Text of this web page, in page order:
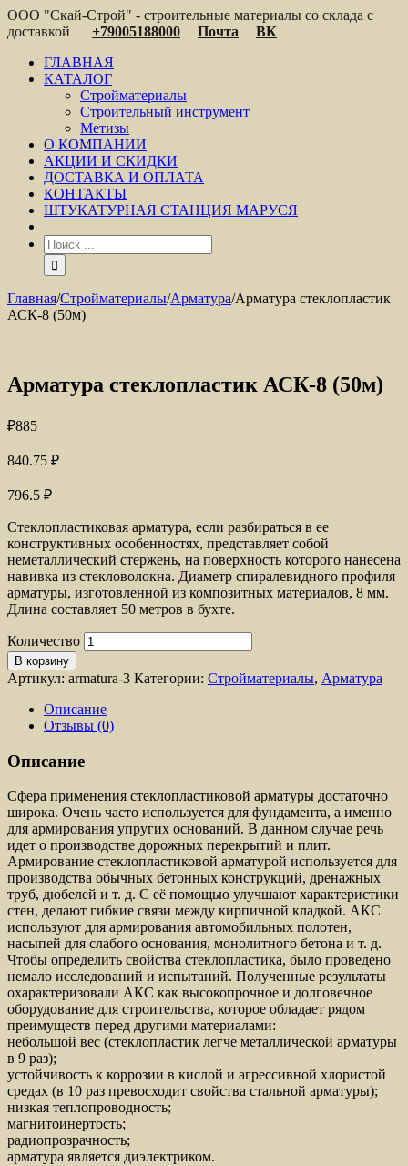
ООО "Скай-Строй" - строительные материалы со склада с
доставкой
+79005188000 Почта
ВК
ГЛАВНАЯ
КАТАЛОГ
Стройматериалы
Строительный инструмент
Метизы
О КОМПАНИИ
АКЦИИ И СКИДКИ
ДОСТАВКА И ОПЛАТА
КОНТАКТЫ
ШТУКАТУРНАЯ СТАНЦИЯ МАРУСЯ
Главная/Стройматериалы/Арматура/Арматура стеклопластик
АСК-8 (50м)
Арматура стеклопластик АСК-8 (50м)
₽885
840.75 ₽
796.5 ₽
Стеклопластиковая арматура, если разбираться в ее
конструктивных особенностях, представляет собой
неметаллический стержень, на поверхность которого нанесена
навивка из стекловолокна. Диаметр спиралевидного профиля
арматуры, изготовленной из композитных материалов, 8 мм.
Длина составляет 50 метров в бухте.
Количество
В корзину
Артикул: armatura-3 Категории: Стройматериалы, Арматура
Описание
Отзывы (0)
Описание
Сфера применения стеклопластиковой арматуры достаточно
широка. Очень часто используется для фундамента, а именно
для армирования упругих оснований. В данном случае речь
идет о производстве дорожных перекрытий и плит.
Армирование стеклопластиковой арматурой используется для
производства обычных бетонных конструкций, дренажных
труб, дюбелей и т. д. С её помощью улучшают характеристики
стен, делают гибкие связи между кирпичной кладкой. АКС
используют для армирования автомобильных полотен,
насыпей для слабого основания, монолитного бетона и т. д.
Чтобы определить свойства стеклопластика, было проведено
немало исследований и испытаний. Полученные результаты
охарактеризовали АКС как высокопрочное и долговечное
оборудование для строительства, которое обладает рядом
преимуществ перед другими материалами:
небольшой вес (стеклопластик легче металлической арматуры
в 9 раз);
устойчивость к коррозии в кислой и агрессивной хлористой
средах (в 10 раз превосходит свойства стальной арматуры);
низкая теплопроводность;
магнитоинертость;
радиопрозрачность;
арматура является диэлектриком.